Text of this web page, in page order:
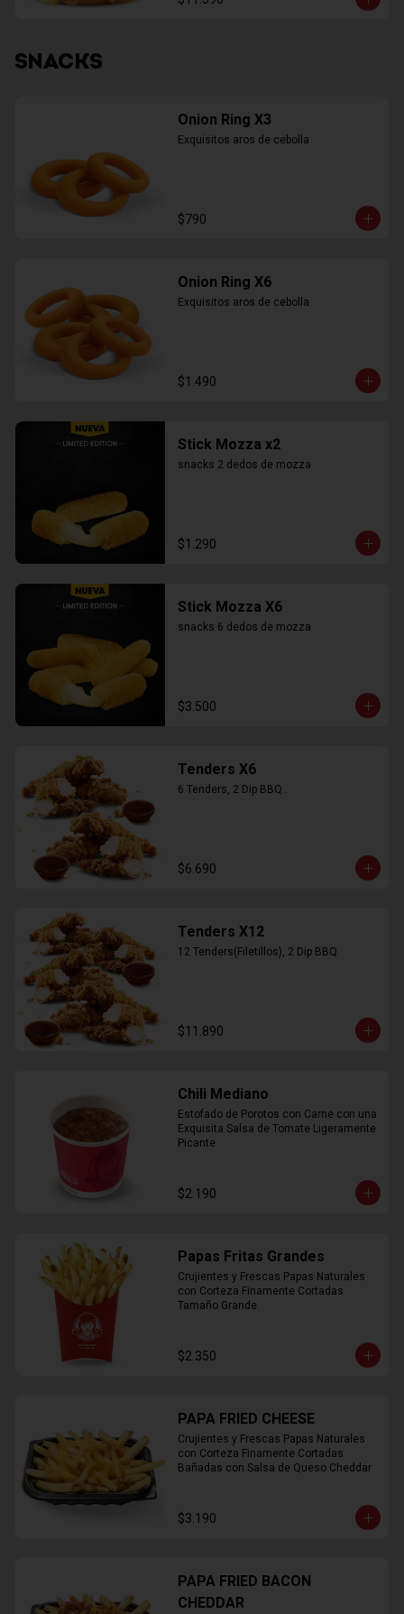
SNACKS
Onion Ring X3
Exquisitos aros de cebolla
$790
Onion Ring X6
Exquisitos aros de cebolla
$1.490
Stick Mozza x2
snacks 2 dedos de mozza
$1.290
Stick Mozza X6
snacks 6 dedos de mozza
$3.500
Tenders X6
6 Tenders, 2 Dip BBQ..
$6.690
Tenders X12
12 Tenders(Filetillos), 2 Dip BBQ
$11.890
Chili Mediano
Estofado de Porotos con Carne con una
Exquisita Salsa de Tomate Ligeramente
Picante
$2.190
Papas Fritas Grandes
Crujientes y Frescas Papas Naturales
con Corteza Finamente Cortadas
Tamaño Grande.
$2.350
PAPA FRIED CHEESE
Crujientes y Frescas Papas Naturales
con Corteza Finamente Cortadas
Bañadas con Salsa de Queso Cheddar
$3.190
PAPA FRIED BACON
CHEDDAR